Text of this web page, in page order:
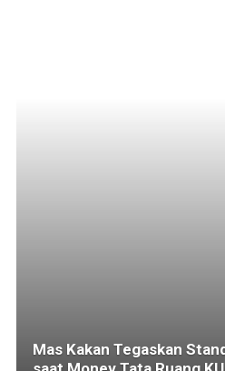
Mas Kakan Tegaskan